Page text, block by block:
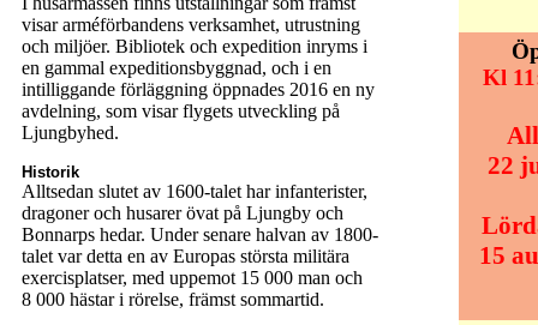
visar arméförbandens verksamhet, utrustning
och miljöer. Bibliotek och expedition inryms i
en gammal expeditionsbyggnad, och i en
intilliggande förläggning öppnades 2016 en ny
avdelning, som visar flygets utveckling på
Ljungbyhed.
Historik
Alltsedan slutet av 1600-talet har infanterister,
dragoner och husarer övat på Ljungby och
Bonnarps hedar. Under senare halvan av 1800-
talet var detta en av Europas största militära
exercisplatser, med uppemot 15 000 man och
8 000 hästar i rörelse, främst sommartid.
Kl
22
15